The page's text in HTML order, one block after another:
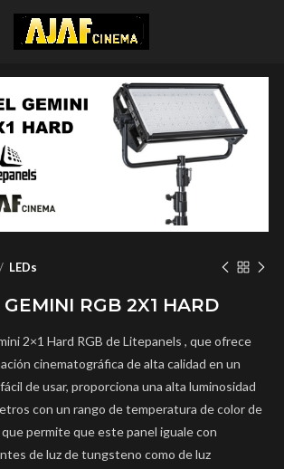
LEDs
RGB 2X1 HARD
2×1 Hard RGB deLitepanels , que ofrece
cinematográfica de alta calidad en un
de usar, proporciona una alta luminosidad
con un rango de temperatura de color de
permite que este panel iguale con
de luz de tungsteno como de luz